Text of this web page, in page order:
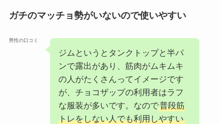
ガチのマッチョ勢がいないので使いやすい
男性の口コミ
ジムというとタンクトップと半パ
ンで露出があり、筋肉がムキムキ
の人がたくさんってイメージです
が、チョコザップの利用者はラフ
な服装が多いです。なので普段筋
トレをしない人でも利用しやすい